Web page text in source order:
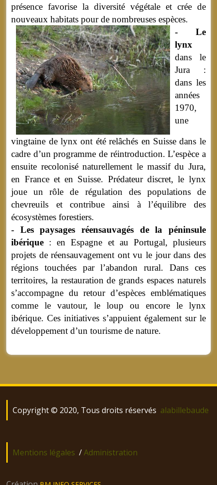
présence favorise la diversité végétale et crée de
nouveaux habitats pour de nombreuses espèces.
- Le
lynx
dans le
Jura :
dans les
années
1970,
une
vingtaine de lynx ont été relâchés en Suisse dans le
cadre d’un programme de réintroduction. L’espèce a
ensuite recolonisé naturellement le massif du Jura,
en France et en Suisse. Prédateur discret, le lynx
joue un rôle de régulation des populations de
chevreuils et contribue ainsi à l’équilibre des
écosystèmes forestiers.
- Les paysages réensauvagés de la péninsule
ibérique : en Espagne et au Portugal, plusieurs
projets de réensauvagement ont vu le jour dans des
régions touchées par l’abandon rural. Dans ces
territoires, la restauration de grands espaces naturels
s’accompagne du retour d’espèces emblématiques
comme le vautour, le loup ou encore le lynx
ibérique. Ces initiatives s’appuient également sur le
développement d’un tourisme de nature.
Copyright © 2020, Tous droits réservés alabillebaude
Mentions légales /Administration